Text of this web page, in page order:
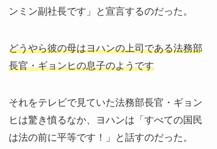
ンミン副社長です」と宣言するのだった。
どうやら彼の母はヨハンの上司である法務部
長官・ギョンヒの息子のようです
それをテレビで見ていた法務部長官・ギョン
ヒは驚き憤るなか、ヨハンは「すべての国民
は法の前に平等です！」と話すのだった。